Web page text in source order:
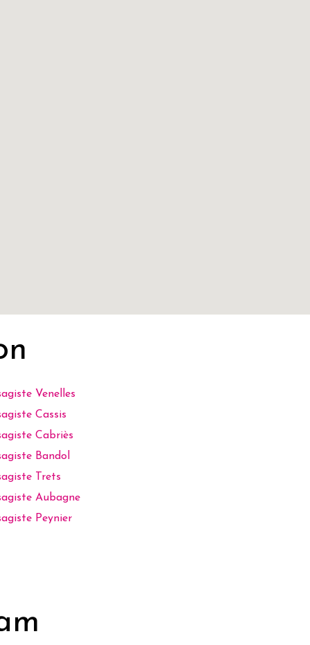
Venelles
Cassis
Cabriès
Bandol
Trets
Aubagne
Peynier